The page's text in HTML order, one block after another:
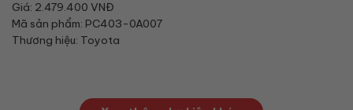
Giá: 2.479.400 VNĐ
Mã sản phẩm: PC403-0A007
Thương hiệu: Toyota